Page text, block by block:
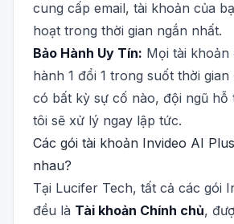
cung cấp email, tài khoản của
hoạt trong thời gian ngắn nhất.
Bảo Hành Uy Tín: Mọi tài
hành 1 đổi 1 trong suốt thời gian
có bất kỳ sự cố nào, đội ngũ hỗ
tôi sẽ xử lý ngay lập tức.
Các gói tài khoản Invideo AI
nhau?
Tại Lucifer Tech, tất cả các gói
đều là Tài khoản Chính chủ,